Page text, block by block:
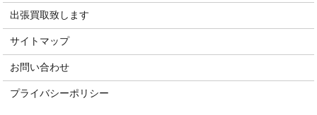
出張買取致します
サイトマップ
お問い合わせ
プライバシーポリシー